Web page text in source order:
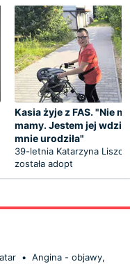
Kasia żyje z FAS. "Nie
mamy. Jestem jej
mnie urodziła"
39-letnia Katarzyna
została adopt
• Angina - objawy,